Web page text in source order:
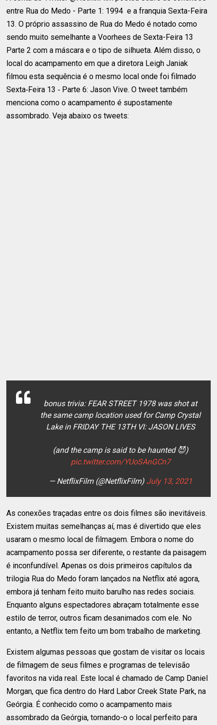
entre Rua do Medo - Parte 1: 1994 e a franquia Sexta-Feira
13. O próprio assassino de Rua do Medo é notado como
sendo muito semelhante a Voorhees de Sexta-Feira 13
Parte 2 com a máscara e o tipo de silhueta. Além disso, o
local do acampamento em que a diretora Leigh Janiak
filmou esta sequência é o mesmo local onde foi filmado
Sexta‑Feira 13 ‑ Parte 6: Jason Vive. O tweet também
menciona como o acampamento é supostamente
assombrado. Veja abaixo os tweets:
bonus trivia: FEAR STREET 1978 was shot at
the same camp location used for Camp Crystal
Lake in FRIDAY THE 13TH VI: JASON LIVES
(and the camp is said to be haunted 😈)
pic.twitter.com/YUoSAnGCn7
— NetflixFilm (@NetflixFilm) July 13, 2021
As conexões traçadas entre os dois filmes são inevitáveis.
Existem muitas semelhanças aí, mas é divertido que eles
usaram o mesmo local de filmagem. Embora o nome do
acampamento possa ser diferente, o restante da paisagem
é inconfundível. Apenas os dois primeiros capítulos da
trilogia Rua do Medo foram lançados na Netflix até agora,
embora já tenham feito muito barulho nas redes sociais.
Enquanto alguns espectadores abraçam totalmente esse
estilo de terror, outros ficam desanimados com ele. No
entanto, a Netflix tem feito um bom trabalho de marketing.
Existem algumas pessoas que gostam de visitar os locais
de filmagem de seus filmes e programas de televisão
favoritos na vida real. Este local é chamado de Camp Daniel
Morgan, que fica dentro do Hard Labor Creek State Park, na
Geórgia. É conhecido como o acampamento mais
assombrado da Geórgia, tornando-o o local perfeito para